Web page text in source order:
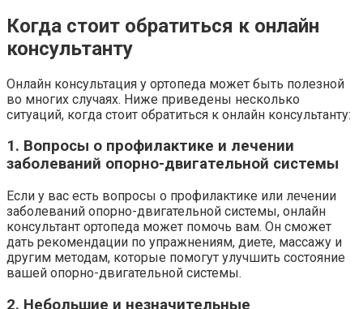
Когда стоит обратиться к онлайн
консультанту
Онлайн консультация у ортопеда может быть полезной
во многих случаях. Ниже приведены несколько
ситуаций, когда стоит обратиться к онлайн консультанту:
1. Вопросы о профилактике и лечении
заболеваний опорно-двигательной системы
Если у вас есть вопросы о профилактике или лечении
заболеваний опорно-двигательной системы, онлайн
консультант ортопеда может помочь вам. Он сможет
дать рекомендации по упражнениям, диете, массажу и
другим методам, которые помогут улучшить состояние
вашей опорно-двигательной системы.
2. Небольшие и незначительные